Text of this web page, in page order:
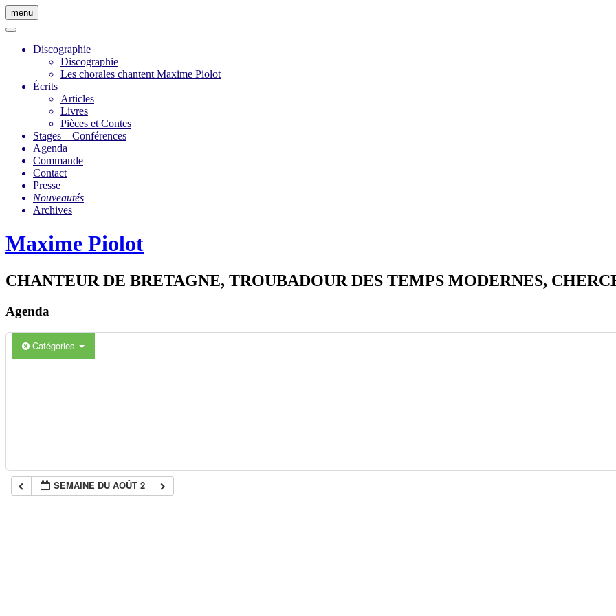
Skip
to
content
menu
Discographie
Discographie
Les chorales chantent Maxime Piolot
Écrits
Articles
Livres
Pièces et Contes
Stages – Conférences
Agenda
Commande
Contact
Presse
Nouveautés
Archives
Maxime Piolot
CHANTEUR DE BRETAGNE, TROUBADOUR DES TEMPS MODERNES,
Agenda
Catégories
SEMAINE DU AOÛT 2